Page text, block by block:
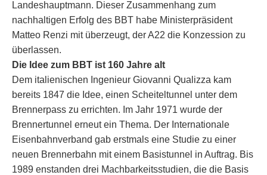
Landeshauptmann. Dieser Zusammenhang zum
nachhaltigen Erfolg des BBT habe Ministerpräsident
Matteo Renzi mit überzeugt, der A22 die Konzession zu
überlassen.
Die Idee zum BBT ist 160 Jahre alt
Dem italienischen Ingenieur Giovanni Qualizza kam
bereits 1847 die Idee, einen Scheiteltunnel unter dem
Brennerpass zu errichten. Im Jahr 1971 wurde der
Brennertunnel erneut ein Thema. Der Internationale
Eisenbahnverband gab erstmals eine Studie zu einer
neuen Brennerbahn mit einem Basistunnel in Auftrag. Bis
1989 enstanden drei Machbarkeitsstudien, die die Basis